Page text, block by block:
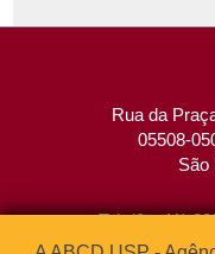
Rua da
05508-
São
Tel: (0xx11)
Fax: